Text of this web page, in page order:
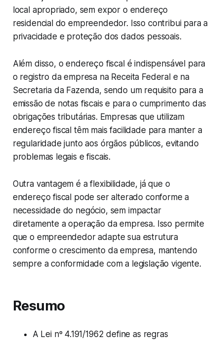
local apropriado, sem expor o endereço
residencial do empreendedor. Isso contribui para a
privacidade e proteção dos dados pessoais.
Além disso, o endereço fiscal é indispensável para
o registro da empresa na Receita Federal e na
Secretaria da Fazenda, sendo um requisito para a
emissão de notas fiscais e para o cumprimento das
obrigações tributárias. Empresas que utilizam
endereço fiscal têm mais facilidade para manter a
regularidade junto aos órgãos públicos, evitando
problemas legais e fiscais.
Outra vantagem é a flexibilidade, já que o
endereço fiscal pode ser alterado conforme a
necessidade do negócio, sem impactar
diretamente a operação da empresa. Isso permite
que o empreendedor adapte sua estrutura
conforme o crescimento da empresa, mantendo
sempre a conformidade com a legislação vigente.
Resumo
A Lei nº 4.191/1962 define as regras